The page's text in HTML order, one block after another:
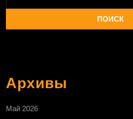
Архивы
Май 2026